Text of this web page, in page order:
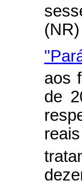
(NR)
aos
de